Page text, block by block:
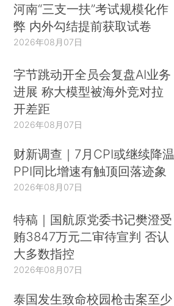
河南“三支一扶”考试规模化作
弊 内外勾结提前获取试卷
2026年08月07日
字节跳动开全员会复盘AI业务
进展 称大模型被海外竞对拉
开差距
2026年08月07日
财新调查｜7月CPI或继续降温
PPI同比增速有触顶回落迹象
2026年08月07日
特稿｜国航原党委书记樊澄受
贿3847万元二审待宣判 否认
大多数指控
2026年08月07日
泰国发生致命校园枪击案至少